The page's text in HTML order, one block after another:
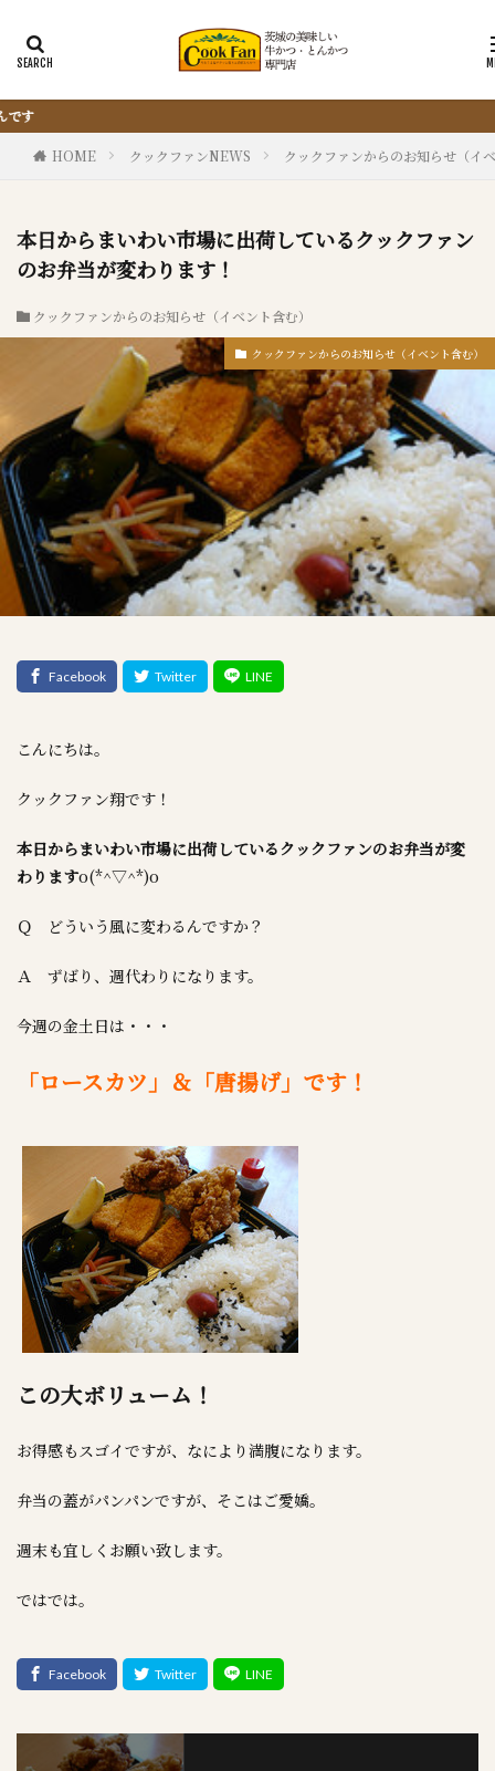
HOME クックファンNEWS クックファンからのお知らせ（イ
本日からまいわい市場に出荷しているクックファン
のお弁当が変わります！
クックファンからのお知らせ（イベント含む）
クックファンからのお知らせ（イベント含む）
こんにちは。
クックファン翔です！
本日からまいわい市場に出荷しているクックファンのお弁当が変
わりますo(*^▽^*)o
Ｑ どういう風に変わるんですか？
Ａ ずばり、週代わりになります。
今週の金土日は・・・
「ロースカツ」＆「唐揚げ」です！
この大ボリューム！
お得感もスゴイですが、なにより満腹になります。
弁当の蓋がパンパンですが、そこはご愛嬌。
週末も宜しくお願い致します。
ではでは。